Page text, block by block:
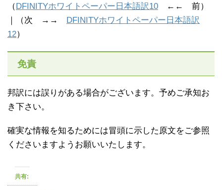
（DFINITYホワイトペーパー日本語訳10 ←← 前）
｜（次 →→ DFINITYホワイトペーパー日本語訳
12）
免責
邦訳には誤りがある場合がございます。予めご承知お
き下さい。
確実な情報を知るためには冒頭に示した原文をご参照
くださいますようお願いいたします。
共有: